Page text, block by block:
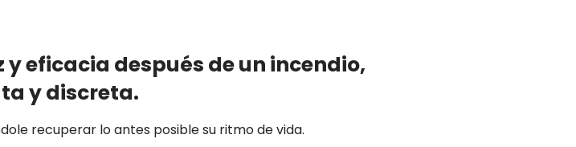
eficacia después de un incendio,
y discreta.
recuperar lo antes posible su ritmo de vida.